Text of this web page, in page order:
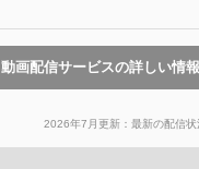
動画配信サービスの詳しい情
2026年7月更新：最新の配信